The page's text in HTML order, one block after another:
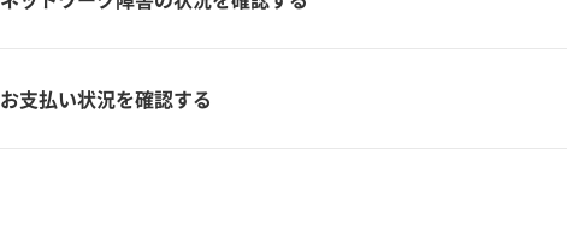
お支払い状況を確認する